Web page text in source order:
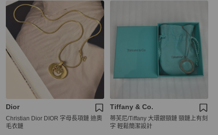
Dior
Christian Dior DIOR 字母長項鏈 迪奧
毛衣鏈
Tiffany & Co.
蒂芙尼/Tiffany 大環銀頸鏈 頸鏈上有刻
字 輕鬆簡潔設計